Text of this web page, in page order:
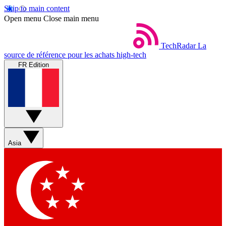
Skip to main content
Open menu Close main menu
TechRadar La
source de référence pour les achats high-tech
FR Edition
Asia